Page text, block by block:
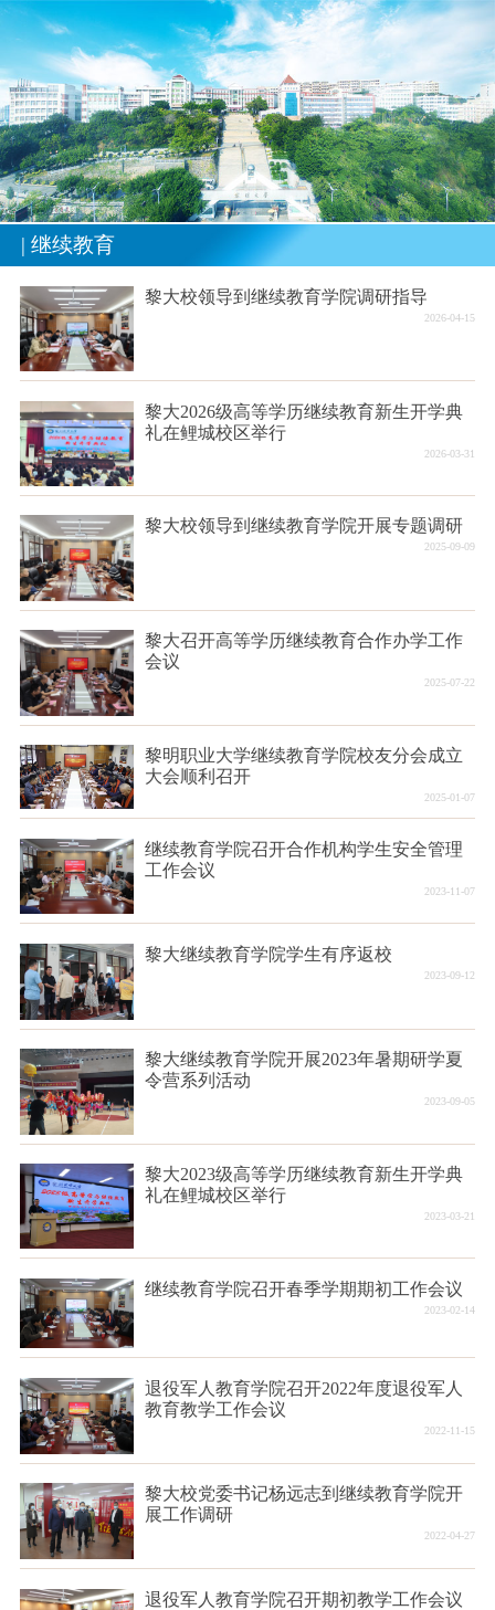
| 继续教育
黎大校领导到继续教育学院调研指导
2026-04-15
黎大2026级高等学历继续教育新生开学典
礼在鲤城校区举行
2026-03-31
黎大校领导到继续教育学院开展专题调研
2025-09-09
黎大召开高等学历继续教育合作办学工作
会议
2025-07-22
黎明职业大学继续教育学院校友分会成立
大会顺利召开
2025-01-07
继续教育学院召开合作机构学生安全管理
工作会议
2023-11-07
黎大继续教育学院学生有序返校
2023-09-12
黎大继续教育学院开展2023年暑期研学夏
令营系列活动
2023-09-05
黎大2023级高等学历继续教育新生开学典
礼在鲤城校区举行
2023-03-21
继续教育学院召开春季学期期初工作会议
2023-02-14
退役军人教育学院召开2022年度退役军人
教育教学工作会议
2022-11-15
黎大校党委书记杨远志到继续教育学院开
展工作调研
2022-04-27
退役军人教育学院召开期初教学工作会议